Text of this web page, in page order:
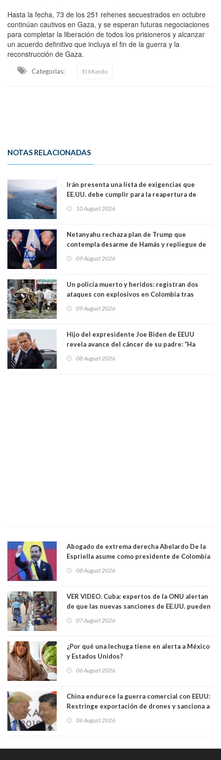
Hasta la fecha, 73 de los 251 rehenes secuestrados en octubre
continúan cautivos en Gaza, y se esperan futuras negociaciones
para completar la liberación de todos los prisioneros y alcanzar
un acuerdo definitivo que incluya el fin de la guerra y la
reconstrucción de Gaza.
Categorias: El Mundo
NOTAS RELACIONADAS
Irán presenta una lista de exigencias que
EE.UU. debe cumplir para la reapertura de
10 August 2026
Netanyahu rechaza plan de Trump que
contempla desarme de Hamás y repliegue de
09 August 2026
Un policía muerto y heridos: registran dos
ataques con explosivos en Colombia tras
09 August 2026
Hijo del expresidente Joe Biden de EEUU
revela avance del cáncer de su padre: “Ha
08 August 2026
Abogado de extrema derecha Abelardo De la
Espriella asume como presidente de Colombia
08 August 2026
VER VIDEO. Cuba: expertos de la ONU alertan
de que las nuevas sanciones de EE.UU. pueden
07 August 2026
¿Por qué una lechuga tiene en alerta a México
y Estados Unidos?
06 August 2026
China endurece la guerra comercial con EEUU:
Restringe exportación de drones y sanciona a
06 August 2026